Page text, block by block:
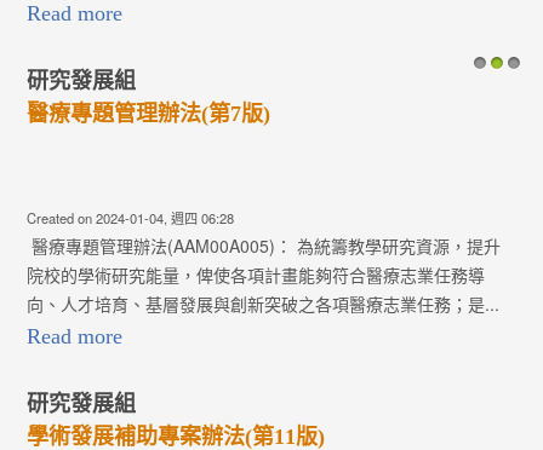
Read more
研究發展組
醫療專題管理辦法(第7版)
Created on 2024-01-04, 週四 06:28
醫療專題管理辦法(AAM00A005)： 為統籌教學研究資源，提升
院校的學術研究能量，俾使各項計畫能夠符合醫療志業任務導
向、人才培育、基層發展與創新突破之各項醫療志業任務；是...
Read more
研究發展組
學術發展補助專案辦法(第11版)